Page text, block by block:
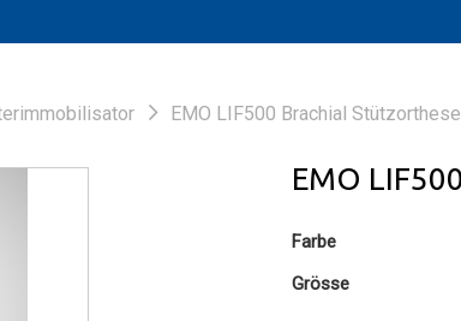
EMO LIF500 Brachial Stützorthese
EMO
Farbe
Grösse